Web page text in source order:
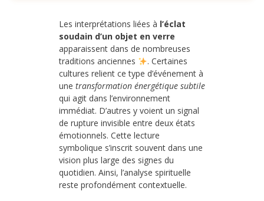
Les interprétations liées à l’éclat
soudain d’un objet en verre
apparaissent dans de nombreuses
traditions anciennes
. Certaines
cultures relient ce type d’événement à
une transformation énergétique subtile
qui agit dans l’environnement
immédiat. D’autres y voient un signal
de rupture invisible entre deux états
émotionnels. Cette lecture
symbolique s’inscrit souvent dans une
vision plus large des signes du
quotidien. Ainsi, l’analyse spirituelle
reste profondément contextuelle.